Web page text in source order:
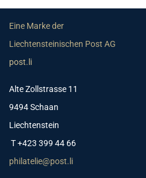
Eine Marke der
Liechtensteinischen Post AG
post.li
Alte Zollstrasse 11
9494 Schaan
Liechtenstein
T +423 399 44 66
philatelie@post.li